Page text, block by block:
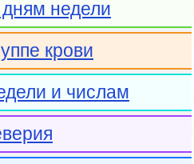
недели
крови
и числам